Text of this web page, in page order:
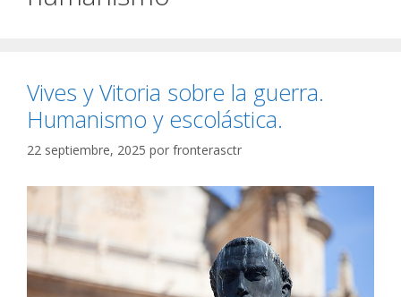
Vives y Vitoria sobre la guerra.
Humanismo y escolástica.
22 septiembre, 2025 por fronterasctr